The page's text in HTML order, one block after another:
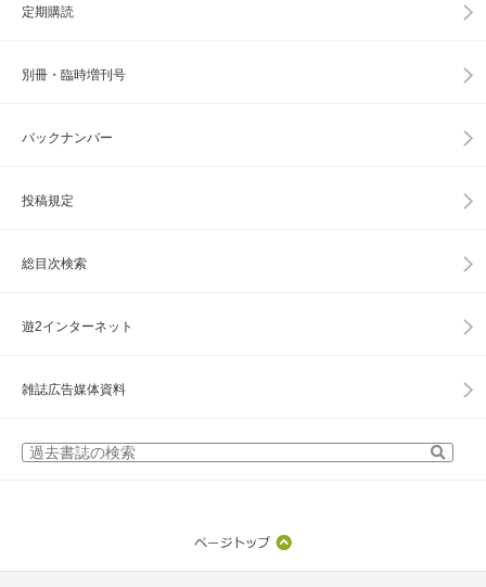
定期購読
別冊・臨時増刊号
バックナンバー
投稿規定
総目次検索
遊2インターネット
雑誌広告媒体資料